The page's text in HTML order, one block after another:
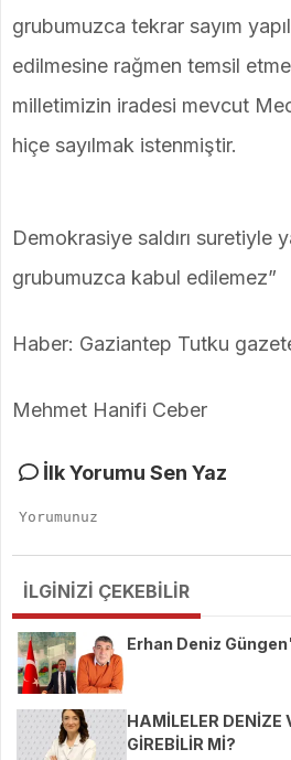
grubumuzca tekrar sayım
edilmesine rağmen temsil
milletimizin iradesi mevcut
hiçe sayılmak istenmiştir.
Demokrasiye saldırı suretiyle
grubumuzca kabul edilemez”
Haber: Gaziantep Tutku
Mehmet Hanifi Ceber
İlk Yorumu Sen Yaz
İLGİNİZİ ÇEKEBİLİR
Erhan Deniz
HAMİLELER
GİREBİLİR Mİ?